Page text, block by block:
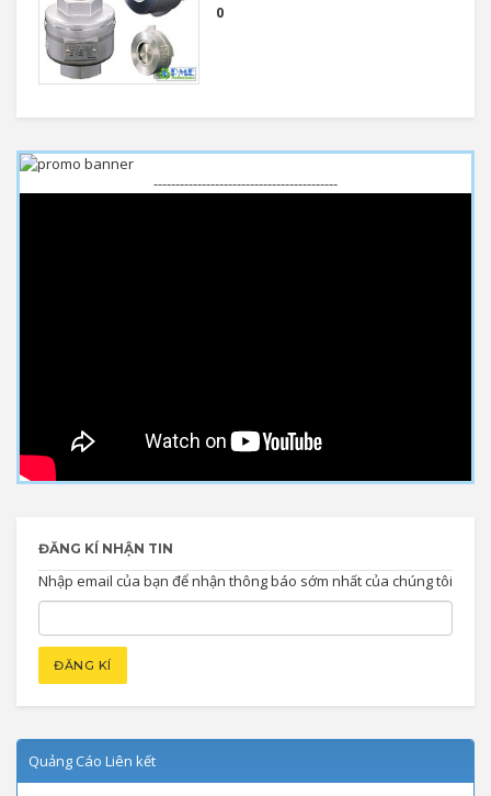
0
------------------------------------------
ĐĂNG KÍ NHẬN TIN
Nhập email của bạn để nhận thông báo sớm nhất của chúng tôi
Quảng Cáo Liên kết